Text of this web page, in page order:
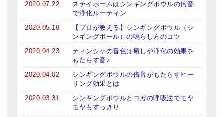
ギフトラッピング
シンギングボウル講座
初級講座
倍音呼吸法レッスン
2020.07.22
ステイホームはシンギングボウルの倍音
で浄化ルーティン
2020.05.18
【プロが教える】シンギングボウル（シ
ンギングボール）の鳴らし方のコツ
2020.04.23
ティンシャの音色は癒しや浄化の効果を
もたらす音♪
2020.04.02
シンギングボウルの倍音がもたらすヒー
リング効果とは
2020.03.31
シンギングボウルとヨガの呼吸法でモヤ
モヤもすっきり